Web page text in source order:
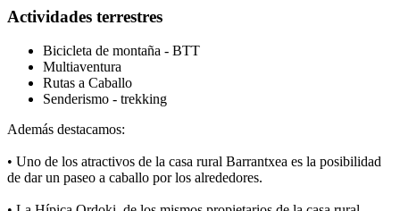
Actividades terrestres
Bicicleta de montaña - BTT
Multiaventura
Rutas a Caballo
Senderismo - trekking
Además destacamos:
• Uno de los atractivos de la casa rural Barrantxea es la posibilidad
de dar un paseo a caballo por los alrededores.